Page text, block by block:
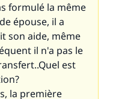
formulé la même
épouse, il a
son aide, même
il n'a pas le
est
la première